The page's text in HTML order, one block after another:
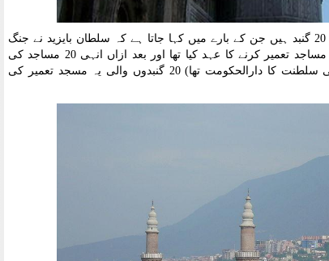
مستطیل شکل میں بنی اس مسجد پر 20 گنبد ہیں جن کے بارے میں کہا جاتا ہے کہ سلطان بایزید نے جنگ
نکوپولس میں فتح کی صورت میں 20 مساجد تعمیر کرنے کا عہد کیا تھا اور بعد ازاں انہی 20 مساجد کی
جگہ بروصہ میں (جو اس وقت عثمانی سلطنت کا دارالحکومت تھا) 20 گنبدوں والی یہ مسجد تعمیر کی